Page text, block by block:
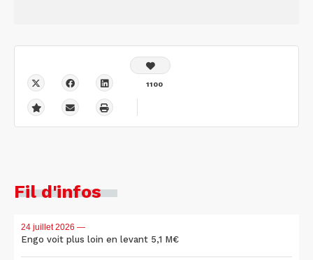
1100
Fil d'infos
24 juillet 2026 —
Engo voit plus loin en levant 5,1 M€